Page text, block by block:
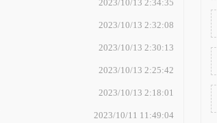
2023/10/13 2:34:35
2023/10/13 2:32:08
2023/10/13 2:30:13
2023/10/13 2:25:42
2023/10/13 2:18:01
2023/10/11 11:49:04